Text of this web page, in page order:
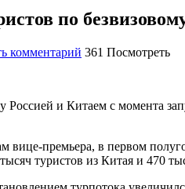
по
комментарий 361 Посмотреть
Россией и Китаем с момента
вице-премьера, в первом
тысяч туристов из Китая и 470